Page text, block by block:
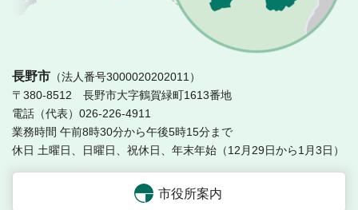
長野市 （法人番号3000020202011）
〒380-8512 長野市大字鶴賀緑町1613番地
電話（代表）026-226-4911
業務時間 午前8時30分から午後5時15分まで
休日 土曜日、日曜日、祝休日、年末年始（12月29日から1月3日）
市役所案内